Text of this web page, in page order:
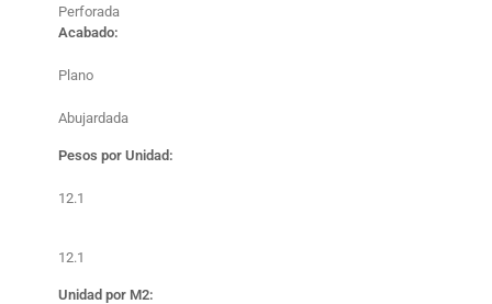
Perforada
Acabado:
Plano
Abujardada
Pesos por Unidad:
12.1
12.1
Unidad por M2: